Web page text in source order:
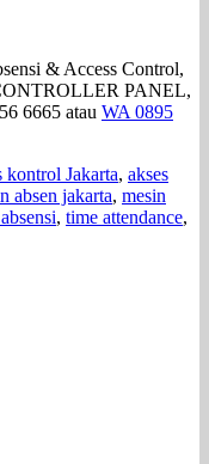
& Access Control,
PANEL,
6665 atau WA 0895
kontrol Jakarta, akses
absen jakarta, mesin
, time attendance,